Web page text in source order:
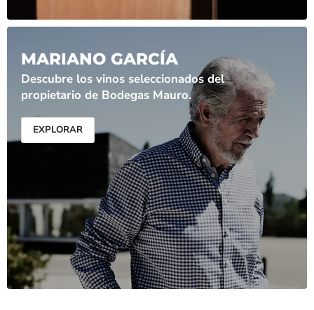
MARIANO GARCÍA
Descubre los vinos seleccionados del
propietario de Bodegas Mauro.
EXPLORAR